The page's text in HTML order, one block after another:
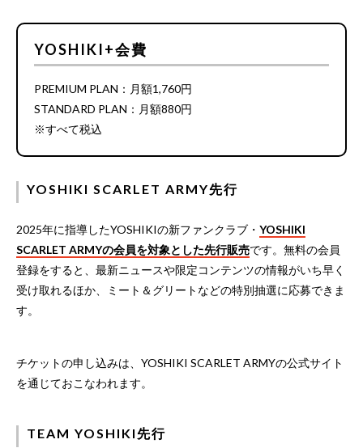
YOSHIKI+会費
PREMIUM PLAN：月額1,760円
STANDARD PLAN：月額880円
※すべて税込
YOSHIKI SCARLET ARMY先行
2025年に指導したYOSHIKIの新ファンクラブ・ YOSHIKI
SCARLET ARMYの会員を対象とした先行販売です。無料の会員
登録をすると、最新ニュースや限定コンテンツの情報がいち早く
受け取れるほか、ミート＆グリートなどの特別抽選に応募できま
す。
チケットの申し込みは、YOSHIKI SCARLET ARMYの公式サイト
を通じておこなわれます。
TEAM YOSHIKI先行